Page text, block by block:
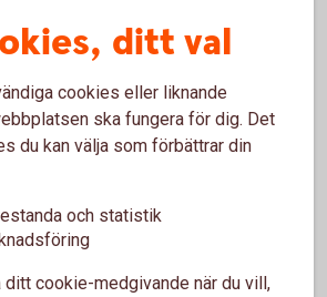
vår
delad eller en egen
fram till en lösning som känns bra.
ditt val
cookies eller liknande
ska fungera för dig. Det
du kan välja som förbättrar din
och statistik
ditt cookie-medgivande när du vill,